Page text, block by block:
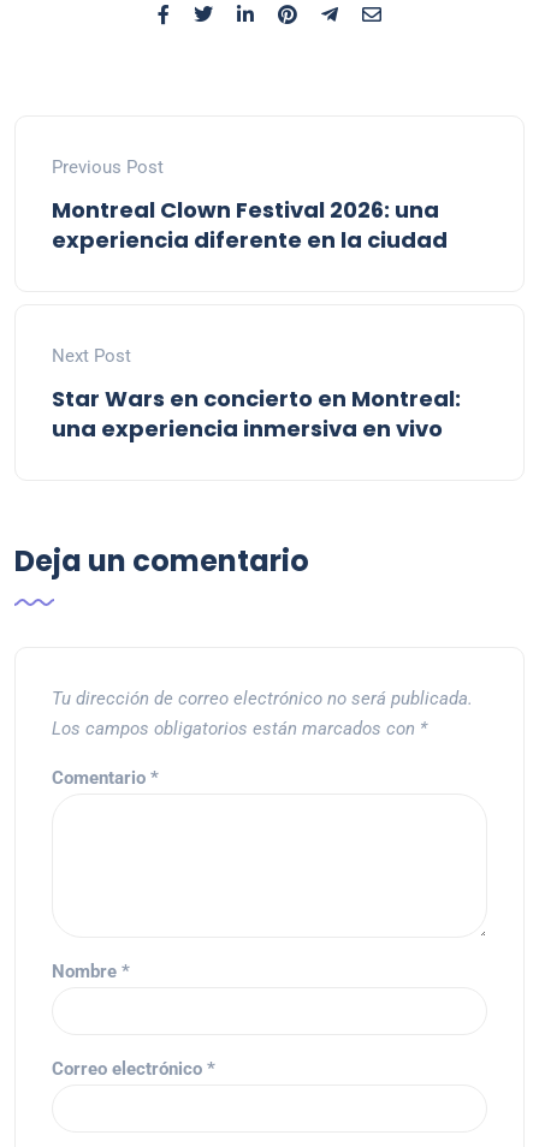
Previous Post
Montreal Clown Festival 2026: una
experiencia diferente en la ciudad
Next Post
Star Wars en concierto en Montreal:
una experiencia inmersiva en vivo
Deja un comentario
Tu dirección de correo electrónico no será publicada.
Los campos obligatorios están marcados con *
Comentario *
Nombre *
Correo electrónico *